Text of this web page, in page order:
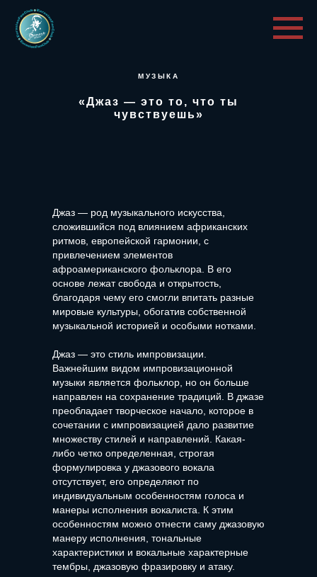
«Джаз — это то, что ты
чувствуешь»
МУЗЫКА
Джаз — род музыкального искусства,
сложившийся под влиянием африканских
ритмов, европейской гармонии, с
привлечением элементов
афроамериканского фольклора. В его
основе лежат свобода и открытость,
благодаря чему его смогли впитать разные
мировые культуры, обогатив собственной
музыкальной историей и особыми нотками.
Джаз — это стиль импровизации.
Важнейшим видом импровизационной
музыки является фольклор, но он больше
направлен на сохранение традиций. В джазе
преобладает творческое начало, которое в
сочетании с импровизацией дало развитие
множеству стилей и направлений. Какая-
либо четко определенная, строгая
формулировка у джазового вокала
отсутствует, его определяют по
индивидуальным особенностям голоса и
манеры исполнения вокалиста. К этим
особенностям можно отнести саму джазовую
манеру исполнения, тональные
характеристики и вокальные характерные
тембры, джазовую фразировку и атаку.